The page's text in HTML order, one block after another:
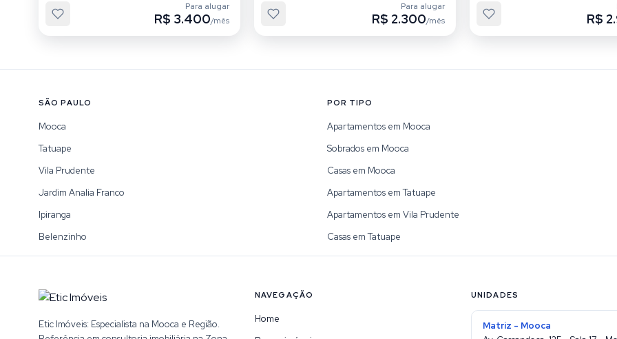
Para alugar
R$ 3.400/mês
Para alugar
R$ 2.300/mês R$
SÃO PAULO
Mooca
Tatuape
Vila Prudente
Jardim Analia Franco
Ipiranga
Belenzinho
POR TIPO
Apartamentos em Mooca
Sobrados em Mooca
Casas em Mooca
Apartamentos em Tatuape
Apartamentos em Vila Prudente
Casas em Tatuape
Etic Imóveis: Especialista na Mooca e Região.
NAVEGAÇÃO
Home
UNIDADES
Matriz - Mooca